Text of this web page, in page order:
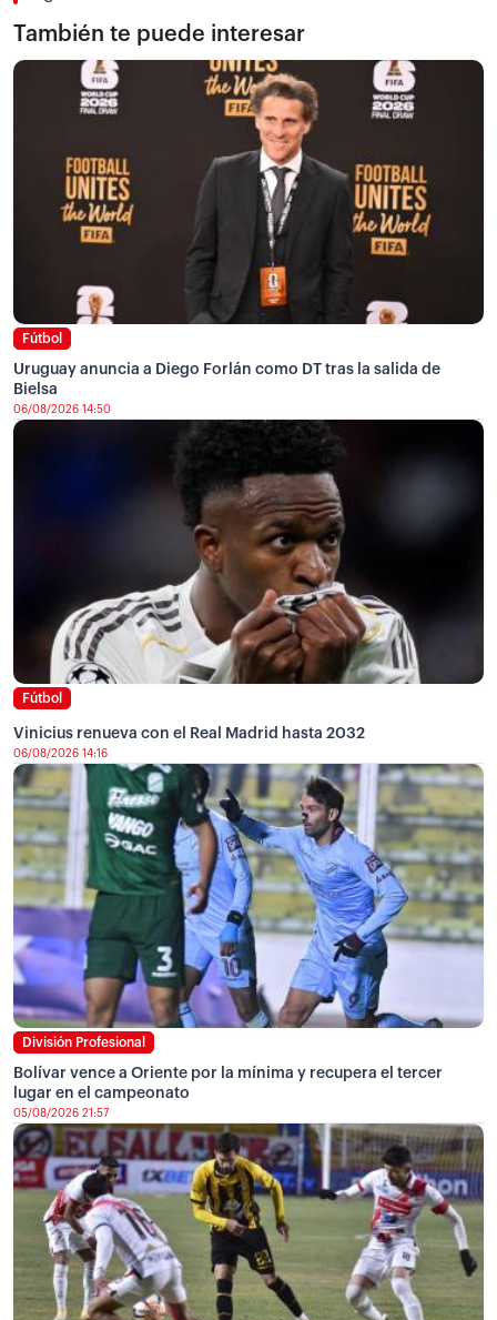
También te puede interesar
Fútbol
Uruguay anuncia a Diego Forlán como DT tras la salida de
Bielsa
06/08/2026 14:50
Fútbol
Vinicius renueva con el Real Madrid hasta 2032
06/08/2026 14:16
División Profesional
Bolívar vence a Oriente por la mínima y recupera el tercer
lugar en el campeonato
05/08/2026 21:57